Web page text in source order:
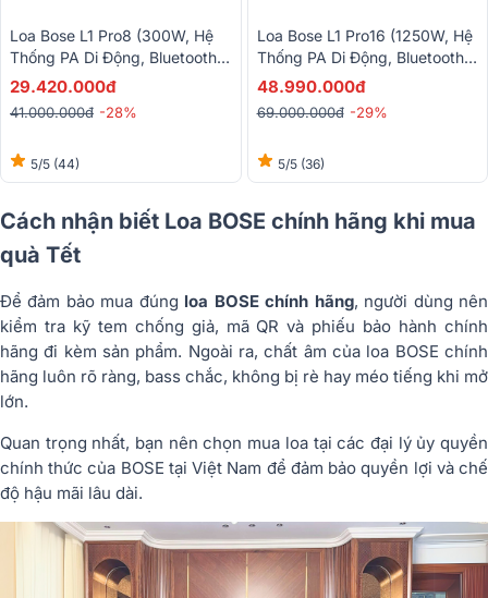
Loa Bose L1 Pro8 (300W, Hệ
Thống PA Di Động, Bluetooth,
Tích Hợp Mixer, AUX, Loa
29.420.000đ
41.000.000đ -28%
5/5 (44)
Loa Bose L1 Pro16 (1250W, Hệ
Thống PA Di Động, Bluetooth,
Tích Hợp Mixer, Điều Khiển,
48.990.000đ
69.000.000đ -29%
5/5 (36)
Cách nhận biết Loa BOSE chính hãng khi mua
quà Tết
Để đảm bảo mua đúng loa BOSE chính hãng, người dùng nên
kiểm tra kỹ tem chống giả, mã QR và phiếu bảo hành chính
hãng đi kèm sản phẩm. Ngoài ra, chất âm của loa BOSE chính
hãng luôn rõ ràng, bass chắc, không bị rè hay méo tiếng khi mở
lớn.
Quan trọng nhất, bạn nên chọn mua loa tại các đại lý ủy quyền
chính thức của BOSE tại Việt Nam để đảm bảo quyền lợi và chế
độ hậu mãi lâu dài.